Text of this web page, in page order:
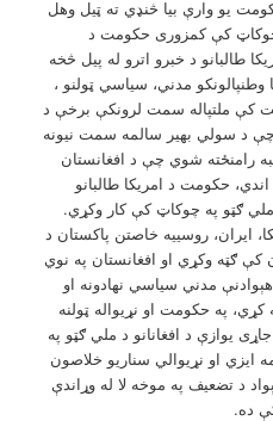
یو وارې بیا څنډي ته ټيل وهل
کې کمزوری حکومت د
طالبانو د خبرو اترو له پيل څخه
وطنپالونکو مدني، سیاسي ټولنو ،
کې ملتپاله سمت لرونکې برخې د
د سولي بهیر سالمه سمت نیونه
رامنځته شوي چې د افغانستان
حکومت د امریکا طالبانو
ګټو په چوکاټ کې کار وکړي.
ایران، روسییه خاصتن پاکستان د
ګټه وکړي او افغانستان په نوي
مدني سیاسي نهادونه او
په حکومت او نړیواله ټولنه
یوازې د افغانانو د ملي ګټو په
او نړیوالي سناریو خلاصون
د تضعیف په موخه لا له وړاندې
ده.